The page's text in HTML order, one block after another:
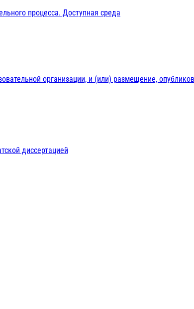
процесса. Доступная среда
организации, и (или) размещение,
диссертацией